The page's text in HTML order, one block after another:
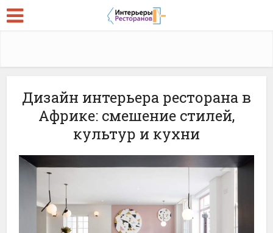
Дизайн интерьера ресторана в
Африке: смешение стилей,
культур и кухни